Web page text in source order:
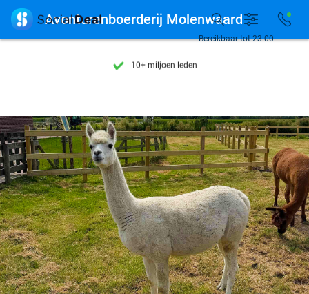
7 dagen per week beschikbaar
10+ miljoen leden
7 dagen per week beschikbaar
10+ miljoen leden
Bereikbaar tot 23:00
 Avonturenboerderij Molenwaard